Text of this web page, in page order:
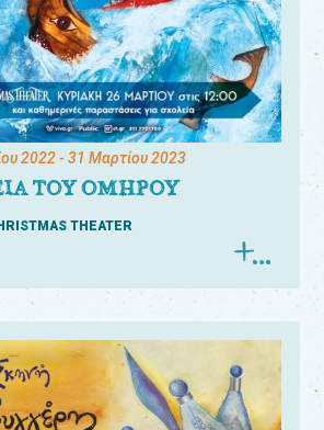
2022- 31 Μαρτίου 2023
ΤΟΥ ΟΜΗΡΟΥ
THEATER